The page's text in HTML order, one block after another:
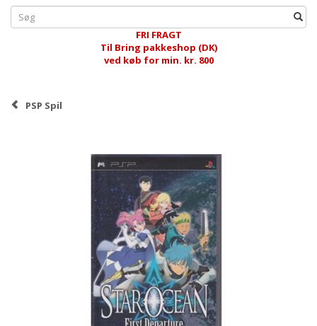
FRI FRAGT
Til Bring pakkeshop (DK)
ved køb for min. kr. 800
PSP Spil